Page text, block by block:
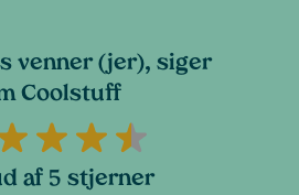
venner (jer), siger
Coolstuff
af 5 stjerner